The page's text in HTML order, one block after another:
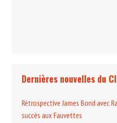
Dernières nouvelles du
Rétrospective James Bond avec
succès aux Fauvettes